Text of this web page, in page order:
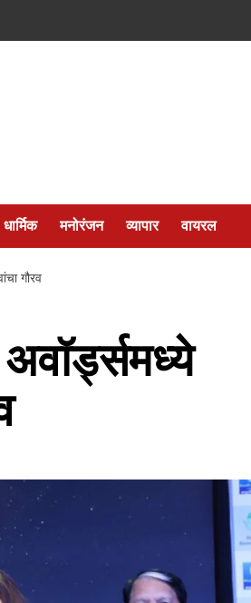
धार्मिक मनोरंजन व्यापार वायरल
गौरव